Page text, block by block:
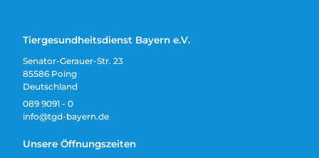
Tiergesundheitsdienst Bayern e.V.
Senator-Gerauer-Str. 23
85586 Poing
Deutschland
089 9091 - 0
info@tgd-bayern.de
Unsere Öffnungszeiten